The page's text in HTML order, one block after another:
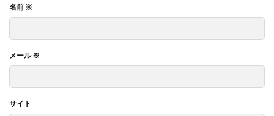
名前 ※
メール※
サイト